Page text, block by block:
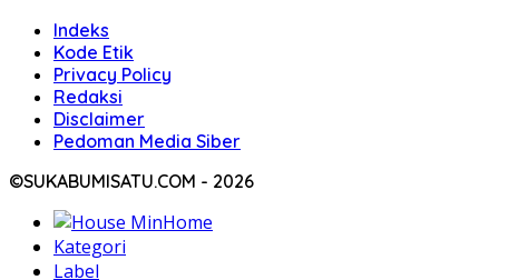
Indeks
Kode Etik
Privacy Policy
Redaksi
Disclaimer
Pedoman Media Siber
©SUKABUMISATU.COM - 2026
Home
Kategori
Label